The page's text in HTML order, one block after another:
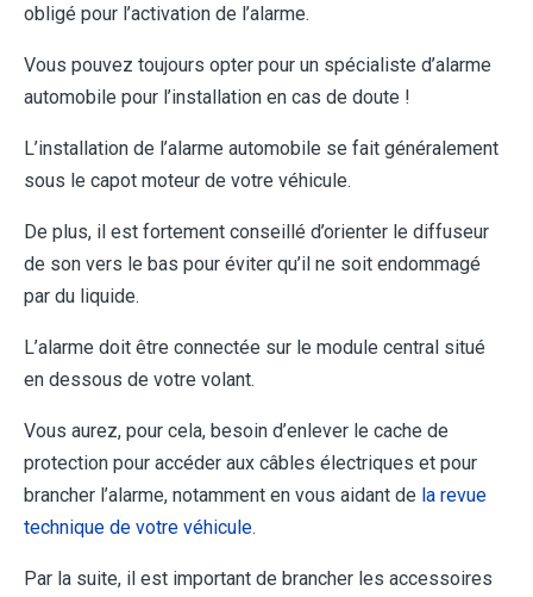
obligé pour l’activation de l’alarme.
Vous pouvez toujours opter pour un spécialiste d’alarme
automobile pour l’installation en cas de doute !
L’installation de l’alarme automobile se fait généralement
sous le capot moteur de votre véhicule.
De plus, il est fortement conseillé d’orienter le diffuseur
de son vers le bas pour éviter qu’il ne soit endommagé
par du liquide.
L’alarme doit être connectée sur le module central situé
en dessous de votre volant.
Vous aurez, pour cela, besoin d’enlever le cache de
protection pour accéder aux câbles électriques et pour
brancher l’alarme, notamment en vous aidant de la revue
technique de votre véhicule.
Par la suite, il est important de brancher les accessoires